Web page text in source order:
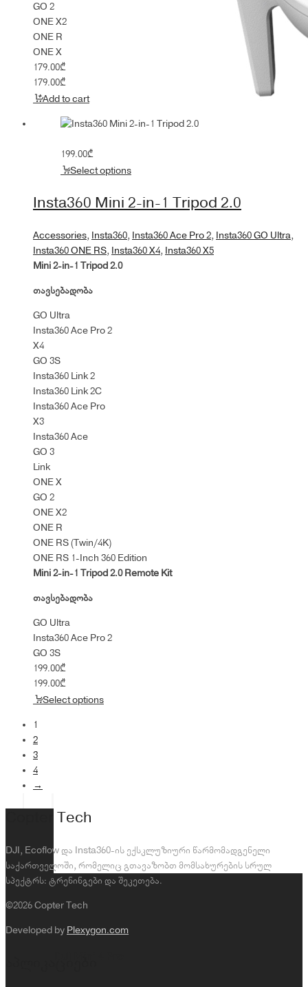
GO 2
ONE X2
ONE R
ONE X
179.00₾
179.00₾
Add to cart
199.00₾
Select options
Insta360 Mini 2-in-1 Tripod 2.0
Accessories, Insta360, Insta360 Ace Pro 2, Insta360 GO Ultra,
Insta360 ONE RS, Insta360 X4, Insta360 X5
Mini 2-in-1 Tripod 2.0
თავსებადობა
GO Ultra
Insta360 Ace Pro 2
X4
GO 3S
Insta360 Link 2
Insta360 Link 2C
Insta360 Ace Pro
X3
Insta360 Ace
GO 3
Link
ONE X
GO 2
ONE X2
ONE R
ONE RS (Twin/4K)
ONE RS 1-Inch 360 Edition
Mini 2-in-1 Tripod 2.0 Remote Kit
თავსებადობა
GO Ultra
Insta360 Ace Pro 2
GO 3S
199.00₾
199.00₾
Select options
1
2
3
4
→
Copter Tech
DJI, Ecoflow და Insta360-ის ექსკლუზიური წარმომადგენელი
საქართველოში, რომელიც გთავაზობთ მომსახურების სრულ
სპექტრს: ტრენინგები და შეკეთება.
©2026 Copter Tech
Developed by Plexygon.com